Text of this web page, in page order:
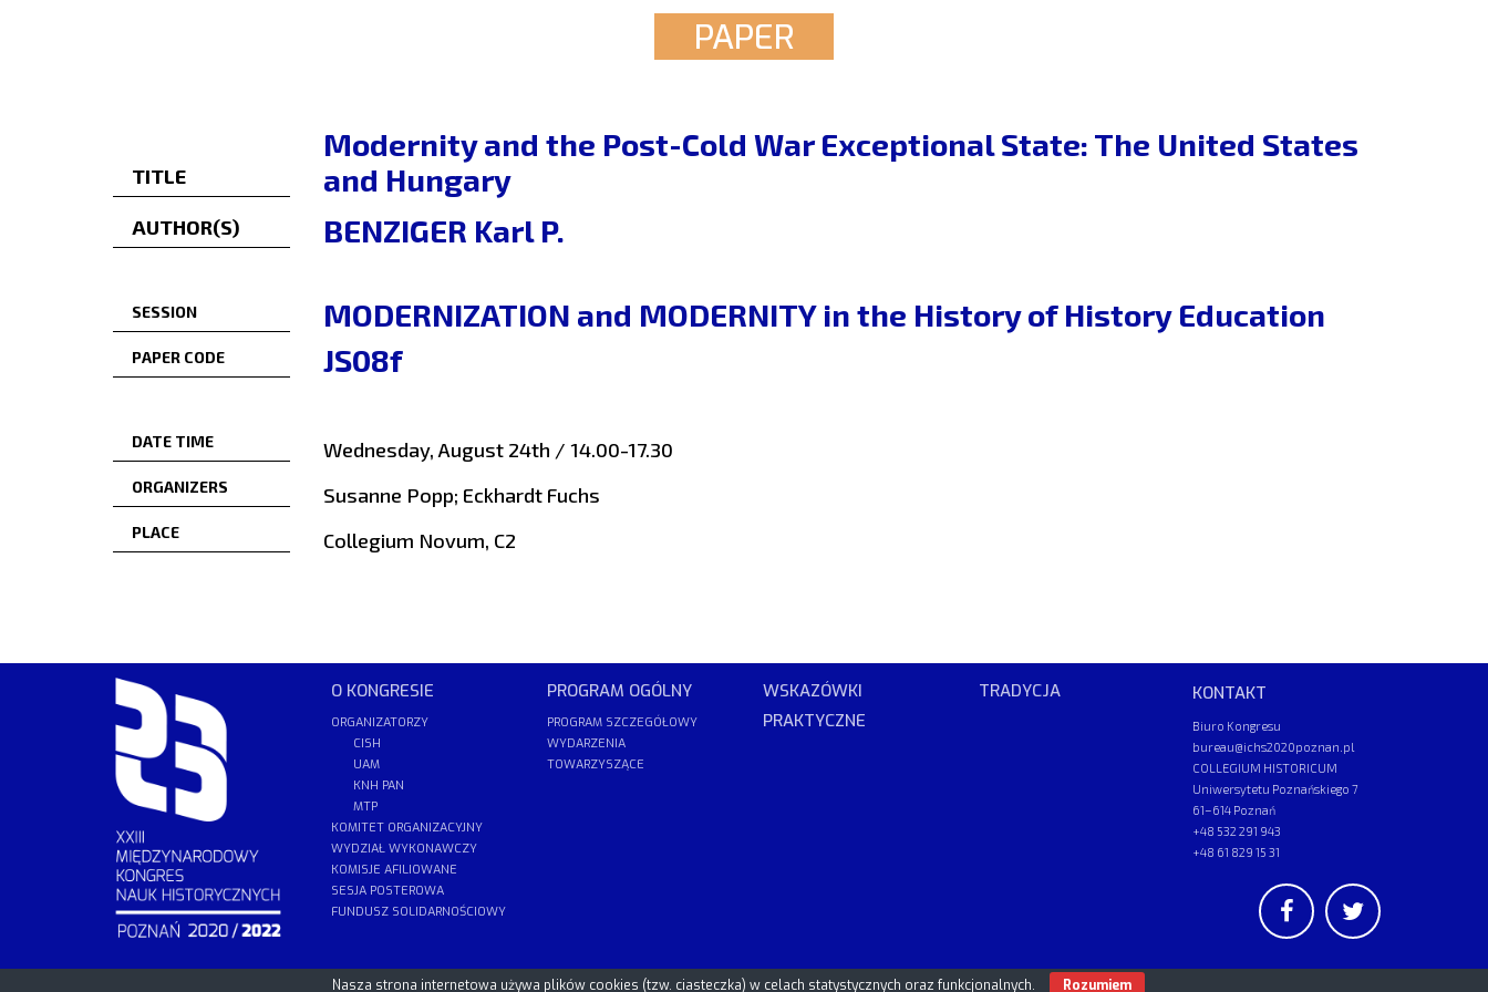
PAPER
TITLE
Modernity and the Post-Cold War Exceptional State: The United States
and Hungary
AUTHOR(S) BENZIGER Karl P.
SESSION MODERNIZATION and MODERNITY in the History of History Education
PAPER CODE JS08f
DATE TIME Wednesday, August 24th / 14.00-17.30
ORGANIZERS Susanne Popp; Eckhardt Fuchs
PLACE Collegium Novum, C2
O KONGRESIE
ORGANIZATORZY
CISH
UAM
KNH PAN
MTP
KOMITET ORGANIZACYJNY
WYDZIAŁ WYKONAWCZY
KOMISJE AFILIOWANE
SESJA POSTEROWA
FUNDUSZ SOLIDARNOŚCIOWY
PROGRAM OGÓLNY
PROGRAM SZCZEGÓŁOWY
WYDARZENIA
TOWARZYSZĄCE
WSKAZÓWKI
PRAKTYCZNE
TRADYCJA KONTAKT
Biuro Kongresu
bureau@ichs2020poznan.pl
COLLEGIUM HISTORICUM
Uniwersytetu Poznańskiego 7
61–614 Poznań
+48 532 291 943
+48 61 829 15 31
Nasza strona internetowa używa plików cookies (tzw. ciasteczka) w celach statystycznych oraz funkcjonalnych. Rozumiem